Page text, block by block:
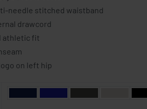
needle stitched waistband
drawcord
athletic fit
logo on left hip